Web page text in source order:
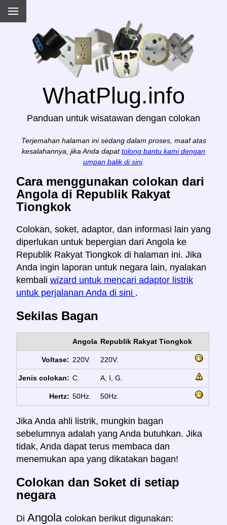
WhatPlug.info
Panduan untuk wisatawan dengan colokan
Terjemahan halaman ini sedang dalam proses, maaf atas
kesalahannya, jika Anda dapat tolong bantu kami dengan
umpan balik di sini.
Cara menggunakan colokan dari
Angola di Republik Rakyat
Tiongkok
Colokan, soket, adaptor, dan informasi lain yang
diperlukan untuk bepergian dari Angola ke
Republik Rakyat Tiongkok di halaman ini. Jika
Anda ingin laporan untuk negara lain, nyalakan
kembali wizard untuk mencari adaptor listrik
untuk perjalanan Anda di sini .
Sekilas Bagan
Angola Republik Rakyat Tiongkok
Voltase: 220V. 220V.
Jenis colokan: C. A, I, G.
Hertz: 50Hz. 50Hz.
Jika Anda ahli listrik, mungkin bagan
sebelumnya adalah yang Anda butuhkan. Jika
tidak, Anda dapat terus membaca dan
menemukan apa yang dikatakan bagan!
Colokan dan Soket di setiap
negara
Di Angola colokan berikut digunakan: